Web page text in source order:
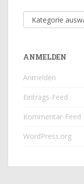
ANMELDEN
Anmelden
Eintrags-Feed
Kommentar-Feed
WordPress.org